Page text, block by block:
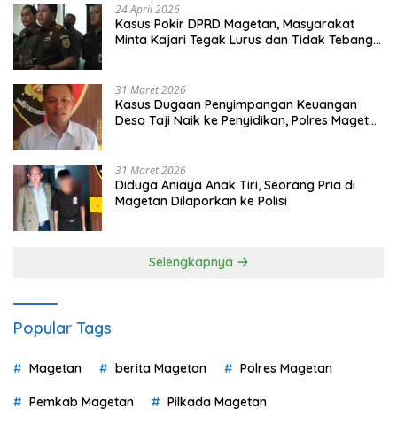
24 April 2026
Kasus Pokir DPRD Magetan, Masyarakat
Minta Kajari Tegak Lurus dan Tidak Tebang
31 Maret 2026
Kasus Dugaan Penyimpangan Keuangan
Desa Taji Naik ke Penyidikan, Polres Magetan
31 Maret 2026
Diduga Aniaya Anak Tiri, Seorang Pria di
Magetan Dilaporkan ke Polisi
Selengkapnya
Popular Tags
Magetan berita Magetan Polres Magetan
Pemkab Magetan Pilkada Magetan